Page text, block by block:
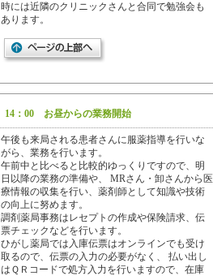
時には近隣のクリニックさんと合同で勉強会も
あります。
14：00 お昼からの業務開始
午後も来局される患者さんに服薬指導を行いな
がら、業務を行います。
午前中と比べると比較的ゆっくりですので、明
日以降の業務の準備や、 MRさん・卸さんから医
療情報の収集を行い、薬剤師として知識や技術
の向上に努めます。
調剤薬局事務はレセプトの作成や保険請求、伝
票チェックなどを行います。
ひがし薬局では入庫伝票はオンラインでも受け
取るので、伝票の入力の必要がなく、 払い出し
はＱＲコードで処方入力を行いますので、在庫